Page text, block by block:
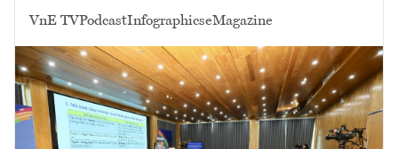
VnE TVPodcastInfographicseMagazine